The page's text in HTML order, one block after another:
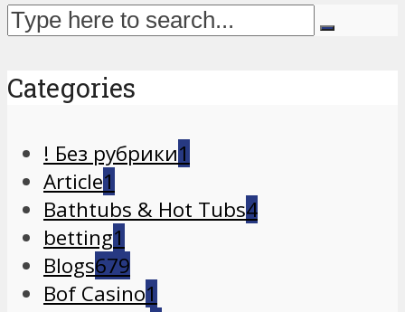
Categories
! Без рубрики1
Article1
Bathtubs & Hot Tubs4
betting1
Blogs679
Bof Casino1